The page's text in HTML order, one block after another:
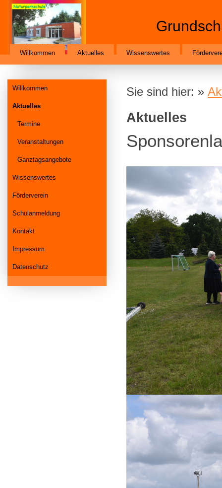
Willkommen Aktuelles Wissenswertes
Willkommen
Aktuelles
Termine
Veranstaltungen
Ganztagsangebote
Wissenswertes
Förderverein
Schulanmeldung
Kontakt
Impressum
Datenschutz
Sie sind hier: »
Aktuelles